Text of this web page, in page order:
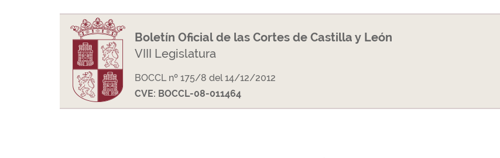
Boletín Oficial de las Cortes de Castilla y León
VIII Legislatura
BOCCL nº 175/8 del 14/12/2012
CVE: BOCCL-08-011464